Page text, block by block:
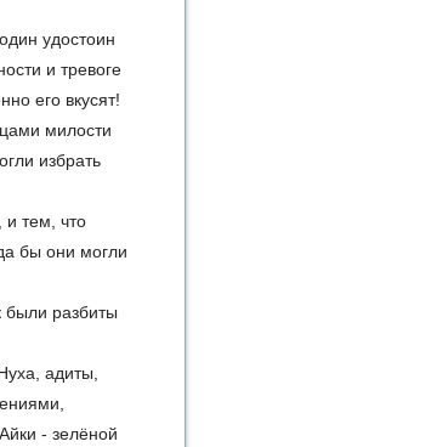
удостоин
и тревоге
его вкусят!
милости
избрать
тем, что
бы они могли
были разбиты
адиты,
- зелёной